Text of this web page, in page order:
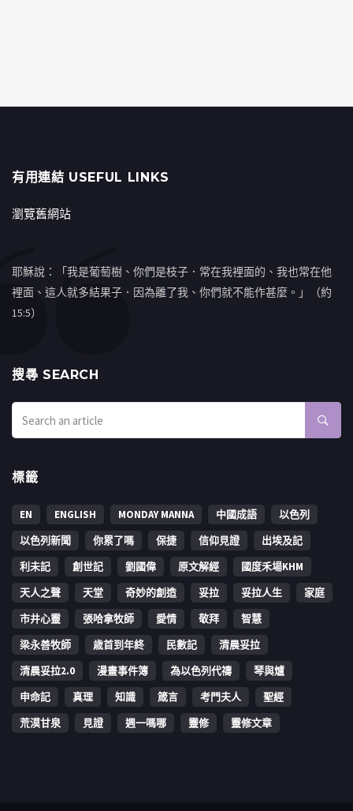
有用連結 USEFUL LINKS
瀏覽舊網站
耶穌說：「我是葡萄樹、你們是枝子．常在我裡面的、我也常在他
裡面、這人就多結果子．因為離了我、你們就不能作甚麼。」（約
15:5）
搜㝷 SEARCH
標籤
EN ENGLISH MONDAY MANNA 中國成語
以色列
以色列新聞
你累了嗎 保捷 信仰見證
出埃及記
利未記
創世記 劉國偉 原文解經
國度禾場KHM
天人之聲
天堂 奇妙的創造 妥拉 妥拉人生
家庭
市井心靈
張哈拿牧師 愛情 敬拜
智慧
梁永善牧師
歳首到年終 民數記
清晨妥拉
清晨妥拉2.0
漫畫事件簿 為以色列代禱
琴與爐
申命記
真理 知識 箴言 考門夫人
聖經
荒漠甘泉
見證 週一嗎哪 靈修 靈修文章